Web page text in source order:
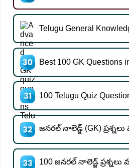
Telugu General
Best 100 GK Questions
100 Telugu Quiz
జనరల్ నాలెడ్జ్ (GK)
100 జనరల్ నాలెడ్జ్